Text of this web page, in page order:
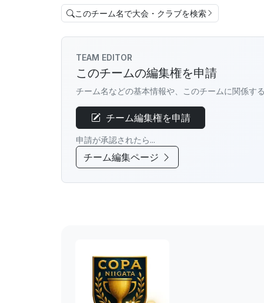
このチーム名で大会・クラブを検索
TEAM EDITOR
このチームの編集権を申請
チーム名などの基本情報や、このチームに関係す
チーム編集権を申請
申請が承認されたら...
チーム編集ページ